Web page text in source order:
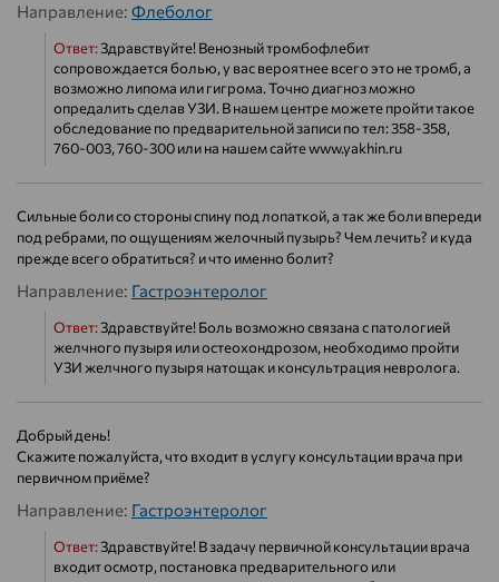
Направление: Флеболог
Ответ:Здравствуйте! Венозный тромбофлебит
сопровождается болью, у вас вероятнее всего это не тромб, а
возможно липома или гигрома. Точно диагноз можно
опредалить сделав УЗИ. В нашем центре можете пройти такое
обследование по предварительной записи по тел: 358-358,
760-003, 760-300 или на нашем сайте www.yakhin.ru
Сильные боли со стороны спину под лопаткой, а так же боли впереди
под ребрами, по ощущениям желочный пузырь? Чем лечить? и куда
прежде всего обратиться? и что именно болит?
Направление: Гастроэнтеролог
Ответ:Здравствуйте! Боль возможно связана с патологией
желчного пузыря или остеохондрозом, необходимо пройти
УЗИ желчного пузыря натощак и консультрация невролога.
Добрый день!
Скажите пожалуйста, что входит в услугу консультации врача при
первичном приёме?
Направление: Гастроэнтеролог
Ответ:Здравствуйте! В задачу первичной консультации врача
входит осмотр, постановка предварительного или